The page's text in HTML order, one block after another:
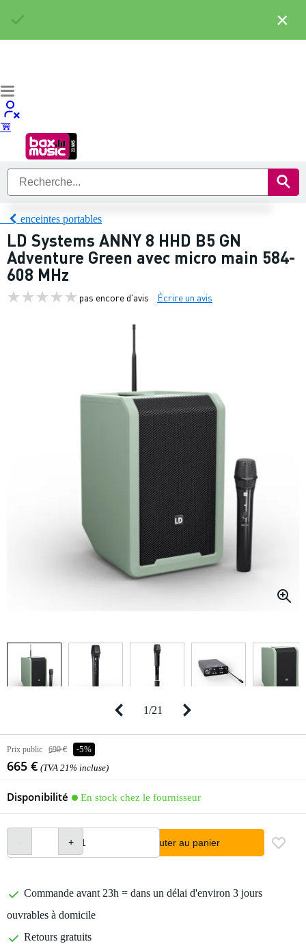
enceintes portables
LD Systems ANNY 8 HHD B5 GN
Adventure Green avec micro main 584-
608 MHz
pas encore d'avis Écrire un avis
1/21
Prix public 699 € -5%
665 € (TVA 21% incluse)
Disponibilité En stock chez le fournisseur
Ajouter au panier
Commande avant 23h = dans un délai d'environ 3 jours
ouvrables à domicile
Retours gratuits
×